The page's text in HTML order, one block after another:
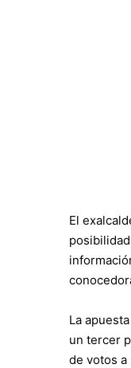
El
La
un tercer
de votos a